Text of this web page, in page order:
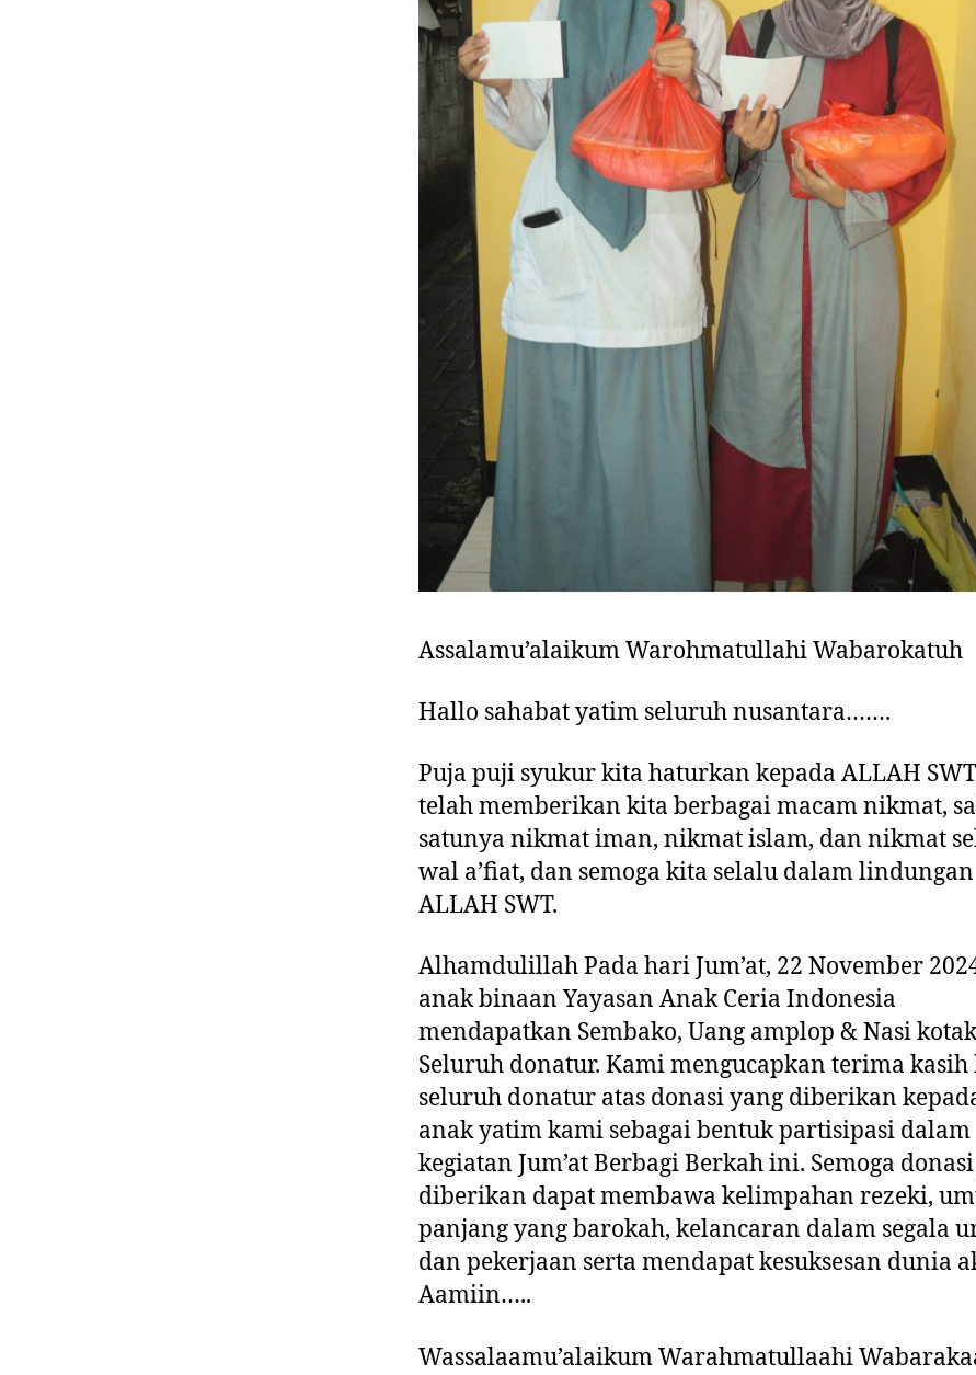
Assalamu’alaikum Warohmatullahi Wabarokatuh
Hallo sahabat yatim seluruh nusantara…….
Puja puji syukur kita haturkan kepada ALLAH
telah memberikan kita berbagai macam nikmat,
satunya nikmat iman, nikmat islam, dan nikmat
wal a’fiat, dan semoga kita selalu dalam lindungan
ALLAH SWT.
Alhamdulillah Pada hari Jum’at, 22 November
anak binaan Yayasan Anak Ceria Indonesia
mendapatkan Sembako, Uang amplop & Nasi
Seluruh donatur. Kami mengucapkan terima kasih
seluruh donatur atas donasi yang diberikan
anak yatim kami sebagai bentuk partisipasi dalam
kegiatan Jum’at Berbagi Berkah ini. Semoga
diberikan dapat membawa kelimpahan rezeki,
panjang yang barokah, kelancaran dalam segala
dan pekerjaan serta mendapat kesuksesan dunia
Aamiin…..
Wassalaamu’alaikum Warahmatullaahi